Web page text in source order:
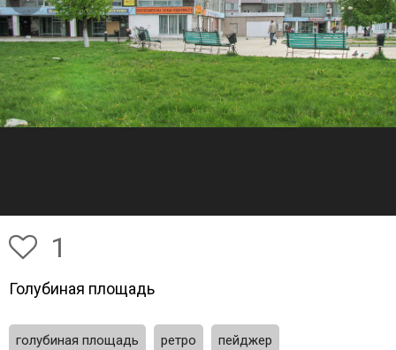
1
Голубиная площадь
голубиная площадь ретро пейджер